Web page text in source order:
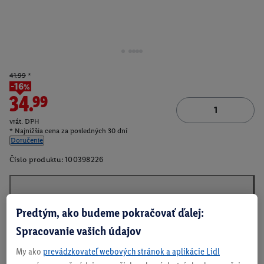
41.99 *
-16%
34.99
vrát. DPH
* Najnižšia cena za posledných 30 dní
Doručenie
Číslo produktu: 100398226
Predtým, ako budeme pokračovať ďalej:
Spracovanie vašich údajov
My ako prevádzkovateľ webových stránok a aplikácie Lidl